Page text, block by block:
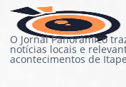
O Jornal Panorâmico
notícias locais e
acontecimentos de